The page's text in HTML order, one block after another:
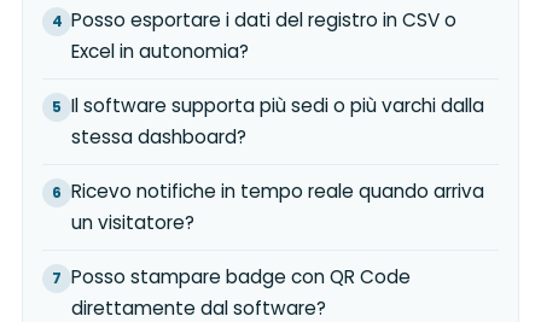
Posso esportare i dati del registro in CSV o
Excel in autonomia?
Il software supporta più sedi o più varchi dalla
stessa dashboard?
Ricevo notifiche in tempo reale quando arriva
un visitatore?
Posso stampare badge con QR Code
direttamente dal software?